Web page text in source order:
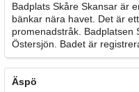
Badplats Skåre Skansar är
bänkar nära havet. Det är
promenadstråk. Badplatsen
Östersjön. Badet är
Äspö